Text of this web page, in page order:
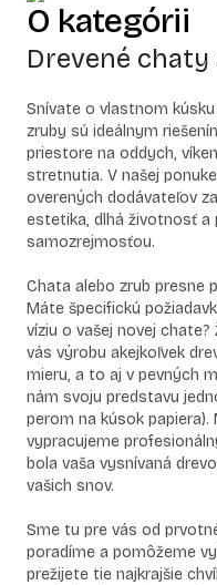
O kategórii
Drevené chaty
Snívate o vlastnom
zruby sú ideálnym
priestore na oddych,
stretnutia. V našej
overených dodávateľov
estetika, dlhá životnosť a
samozrejmosťou.
Chata alebo zrub presne
Máte špecifickú
víziu o vašej novej
vás výrobu akejkoľvek
mieru, a to aj v pevných
nám svoju predstavu
perom na kúsok papiera).
vypracujeme
bola vaša vysnívaná
vašich snov.
Sme tu pre vás od
poradíme a pomôžeme
prežijete tie najkrajšie